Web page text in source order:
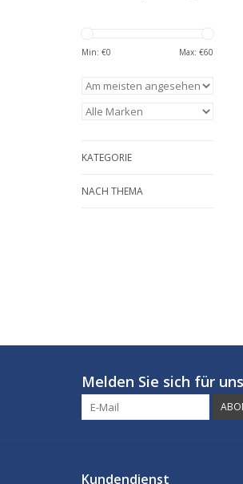
Min: €0 Max: €60
KATEGORIE
NACH THEMA
Melden Sie sich für
Kundendienst